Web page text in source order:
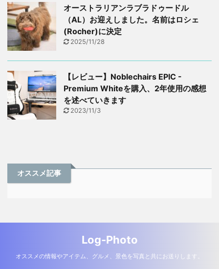
オーストラリアンラブラドゥードル
（AL）お迎えしました。名前はロシェ
(Rocher)に決定
2025/11/28
【レビュー】Noblechairs EPIC -
Premium Whiteを購入、2年使用の感想
を述べていきます
2023/11/3
オススメ記事
Log-Photo
オススメの情報やアイテム、グルメ、景色を写真と共にお送りします。